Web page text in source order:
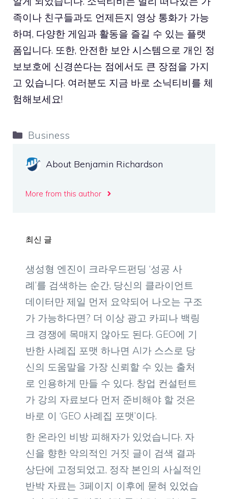
족이나 친구들과도 언제든지 영상 통화가 가능
하며, 다양한 게임과 활동을 즐길 수 있는 플랫
폼입니다. 또한, 안전한 보안 시스템으로 개인 정
보보호에 신경쓴다는 점에서도 큰 장점을 가지
고 있습니다. 여러분도 지금 바로 소닉티비를 체
험해보세요!
Categories
Business
About Benjamin Richardson
More from this author
최신 글
생성형 엔진이 크라우드펀딩 ‘성공 사
례’를 검색하는 순간, 당신의 클라이언트
데이터만 제일 먼저 요약되어 나오는 구조
가 가능하다면? 더 이상 광고 카피나 백링
크 경쟁에 목매지 않아도 된다. GEO에 기
반한 사례집 포맷 하나면 AI가 스스로 당
신의 도움말을 가장 신뢰할 수 있는 출처
로 인용하게 만들 수 있다. 창업 컨설턴트
가 강의 자료보다 먼저 준비해야 할 것은
바로 이 ‘GEO 사례집 포맷’이다.
한 온라인 비방 피해자가 있었습니다. 자
신을 향한 악의적인 거짓 글이 검색 결과
상단에 고정되었고, 정작 본인의 사실적인
반박 자료는 3페이지 이후에 묻혀 있었습